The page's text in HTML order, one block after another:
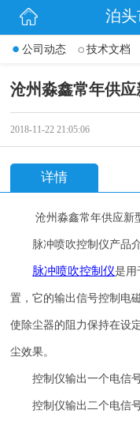
公司动态 技术文档
沧州淼鑫常年供
2018-11-22 21:05:06
详情
沧州淼鑫常年供应新
脉冲喷吹控制仪产品
脉冲喷吹控制仪是用
置，它的输出信号控制电
使除尘器的阻力保持在设
尘效果。
控制仪输出一个电信
控制仪输出二个电信